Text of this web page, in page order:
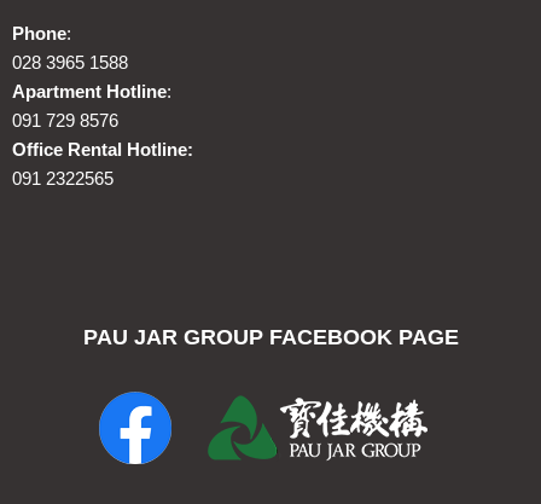
Phone:
028 3965 1588
Apartment Hotline:
091 729 8576
Office Rental Hotline:
091 2322565
PAU JAR GROUP FACEBOOK PAGE